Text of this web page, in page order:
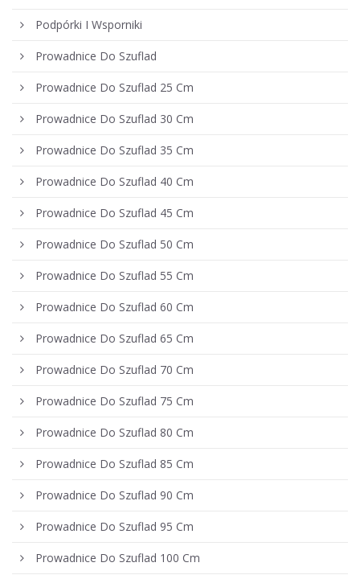
Podpórki I Wsporniki
Prowadnice Do Szuflad
Prowadnice Do Szuflad 25 Cm
Prowadnice Do Szuflad 30 Cm
Prowadnice Do Szuflad 35 Cm
Prowadnice Do Szuflad 40 Cm
Prowadnice Do Szuflad 45 Cm
Prowadnice Do Szuflad 50 Cm
Prowadnice Do Szuflad 55 Cm
Prowadnice Do Szuflad 60 Cm
Prowadnice Do Szuflad 65 Cm
Prowadnice Do Szuflad 70 Cm
Prowadnice Do Szuflad 75 Cm
Prowadnice Do Szuflad 80 Cm
Prowadnice Do Szuflad 85 Cm
Prowadnice Do Szuflad 90 Cm
Prowadnice Do Szuflad 95 Cm
Prowadnice Do Szuflad 100 Cm